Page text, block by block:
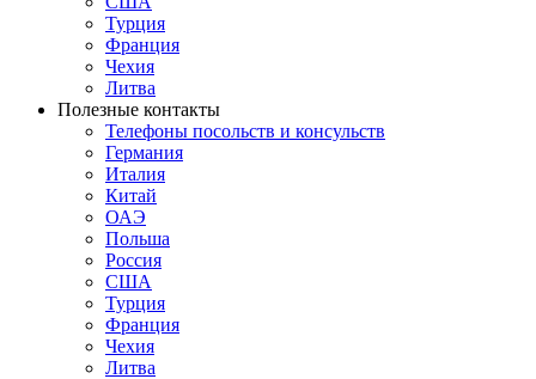
Турция
Франция
Чехия
Литва
Полезные контакты
Телефоны посольств и консульств
Германия
Италия
Китай
ОАЭ
Польша
Россия
США
Турция
Франция
Чехия
Литва